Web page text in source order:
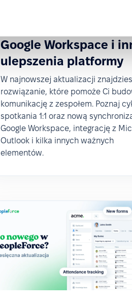
Google Workspace i
ulepszenia platformy
W najnowszej aktualizacji
rozwiązanie, które pomoże Ci
komunikację z zespołem. Poznaj
spotkania 1:1 oraz nową
Google Workspace, integrację z
Outlook i kilka innych ważnych
elementów.